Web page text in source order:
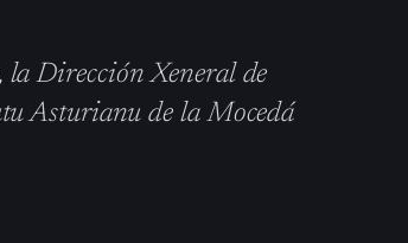
la Dirección Xeneral de
Asturianu de la Mocedá